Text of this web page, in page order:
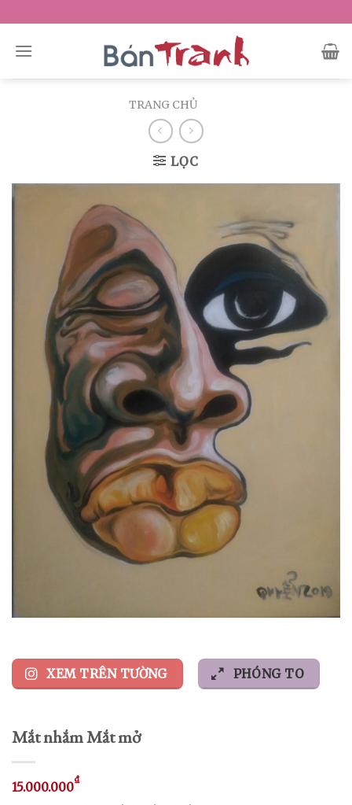
to
content
TRANG CHỦ
LỌC
XEM TRÊN TƯỜNG PHÓNG TO
Mắt nhắm Mắt mở
15.000.000₫